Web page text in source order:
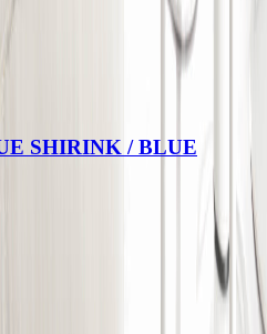
SHIRINK / BLUE